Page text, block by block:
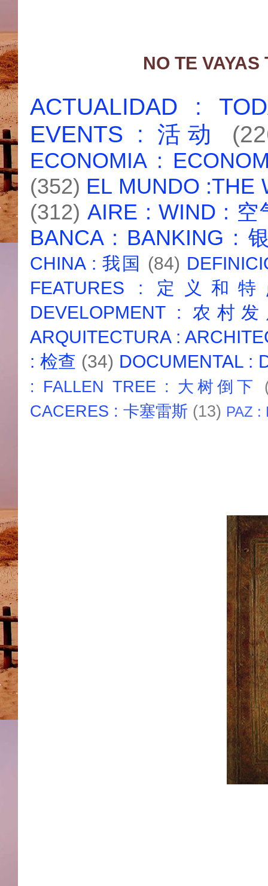
NO TE
ACTUALIDAD :
EVENTS : 活动
ECONOMIA :
(352) EL MUNDO :THE
(312) AIRE : WIND : 空
BANCA : BANKING :
CHINA : 我国 (84)
FEATURES : 定义和
DEVELOPMENT : 农村
ARQUITECTURA :
: 检查 (34) DOCUMENTAL :
: FALLEN TREE : 大树倒下
CACERES : 卡塞雷斯 (13) PAZ :